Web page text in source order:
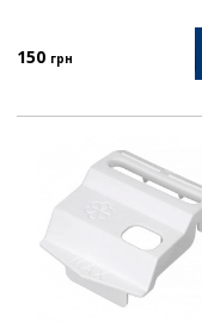
150 грн